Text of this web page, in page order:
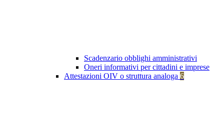
Scadenzario obblighi amministrativi
Oneri informativi per cittadini e imprese
Attestazioni OIV o struttura analoga 6